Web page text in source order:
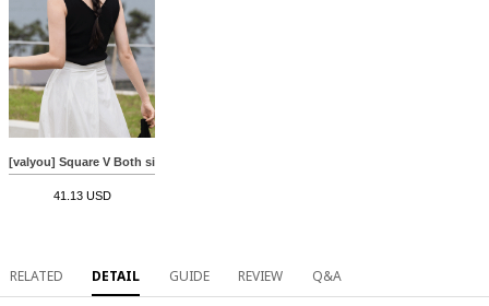
[valyou] Square V Both sides Sleeveless shirts
41.13 USD
RELATED DETAIL GUIDE REVIEW Q&A